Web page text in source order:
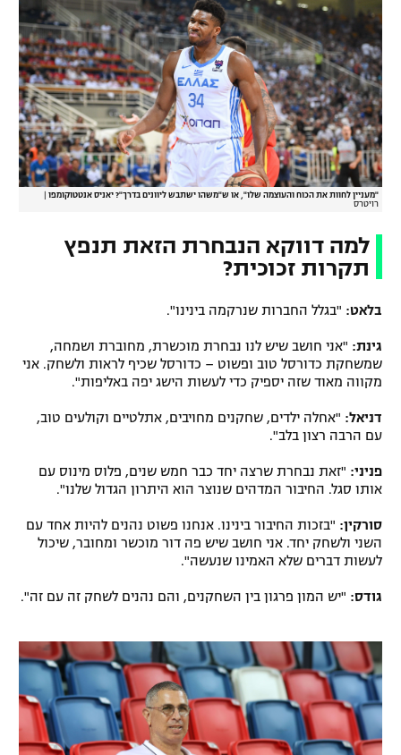
"מעניין לחוות את הכוח והעוצמה שלו", או ש"משהו ישתבש ליוונים בדרך"? יאניס אנטטוקומפו
רויטרס
למה דווקא הנבחרת הזאת תנפץ
תקרות זכוכית?
בלאט: "בגלל החברות שנרקמה בינינו".
גינת: "אני חושב שיש לנו נבחרת מוכשרת, מחוברת ושמחה,
שמשחקת כדורסל טוב ופשוט – כדורסל שכיף לראות ולשחק. אני
מקווה מאוד שזה יספיק כדי לעשות הישג יפה באליפות".
דניאל: "אחלה ילדים, שחקנים מחויבים, אתלטיים וקולעים טוב,
עם הרבה רצון בלב".
פניני: "זאת נבחרת שרצה יחד כבר חמש שנים, פלוס מינוס עם
אותו סגל. החיבור המדהים שנוצר הוא היתרון הגדול שלנו".
סורקין: "בזכות החיבור בינינו. אנחנו פשוט נהנים להיות אחד עם
השני ולשחק יחד. אני חושב שיש פה דור מוכשר ומחובר, שיכול
לעשות דברים שלא האמינו שנעשה".
גודס: "יש המון פרגון בין השחקנים, והם נהנים לשחק זה עם זה".